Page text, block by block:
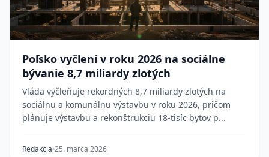
Poľsko vyčlení v roku 2026 na sociálne
bývanie 8,7 miliardy zlotých
Vláda vyčleňuje rekordných 8,7 miliardy zlotých na
sociálnu a komunálnu výstavbu v roku 2026, pričom
plánuje výstavbu a rekonštrukciu 18-tisíc bytov p...
Redakcia 25. marca 2026